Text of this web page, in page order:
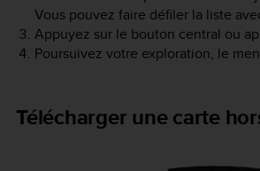
Vous pouvez faire défiler la liste
Appuyez sur le bouton central ou
Poursuivez votre exploration, le
Télécharger une carte